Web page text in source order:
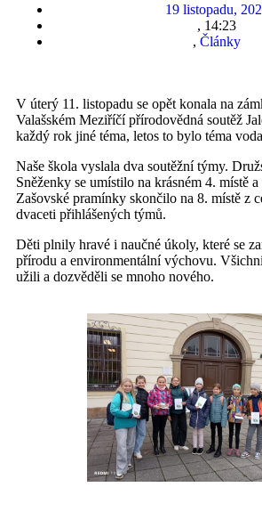
19 listopadu,
, 14:23
, Články
V úterý 11. listopadu se opět konala na
Valašském Meziříčí přírodovědná soutěž
každý rok jiné téma, letos to bylo téma
Naše škola vyslala dva soutěžní týmy.
Sněženky se umístilo na krásném 4. místě
Zašovské pramínky skončilo na 8. místě z
dvaceti přihlášených týmů.
Děti plnily hravé i naučné úkoly, které se
přírodu a environmentální výchovu.
užili a dozvěděli se mnoho nového.